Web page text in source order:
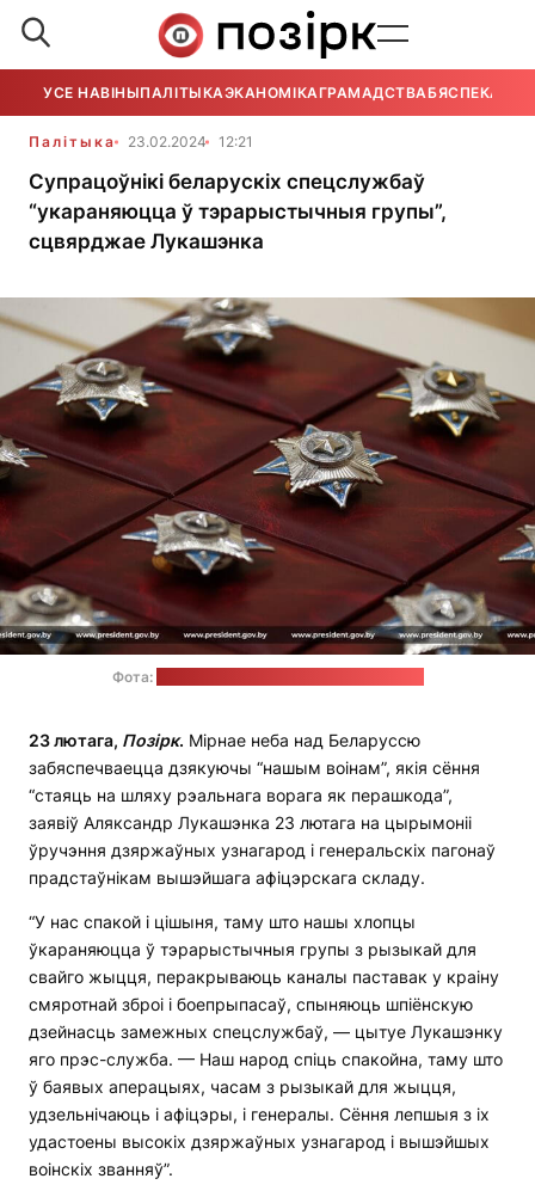
УСЕ НАВІНЫПАЛІТЫКАЭКАНОМІКАГРАМАДСТВАБЯСПЕКА
Палітыка 23.02.2024 12:21
Супрацоўнікі беларускіх спецслужбаў
“укараняюцца ў тэрарыстычныя групы”,
сцвярджае Лукашэнка
Фота:
23 лютага, Позірк. Мірнае неба над Беларуссю
забяспечваецца дзякуючы “нашым воінам”, якія сёння
“стаяць на шляху рэальнага ворага як перашкода”,
заявіў Аляксандр Лукашэнка 23 лютага на цырымоніі
ўручэння дзяржаўных узнагарод і генеральскіх пагонаў
прадстаўнікам вышэйшага афіцэрскага складу.
“У нас спакой і цішыня, таму што нашы хлопцы
ўкараняюцца ў тэрарыстычныя групы з рызыкай для
свайго жыцця, перакрываюць каналы паставак у краіну
смяротнай зброі і боепрыпасаў, спыняюць шпіёнскую
дзейнасць замежных спецслужбаў, — цытуе Лукашэнку
яго прэс-служба. — Наш народ спіць спакойна, таму што
ў баявых аперацыях, часам з рызыкай для жыцця,
удзельнічаюць і афіцэры, і генералы. Сёння лепшыя з іх
удастоены высокіх дзяржаўных узнагарод і вышэйшых
воінскіх званняў”.